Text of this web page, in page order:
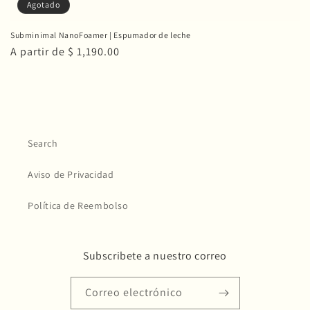
Agotado
Subminimal NanoFoamer | Espumador de leche
Precio
A partir de $ 1,190.00
Search
Aviso de Privacidad
Política de Reembolso
Subscribete a nuestro correo
Correo electrónico